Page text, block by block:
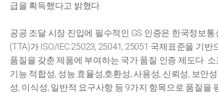
급을 획득했다고 밝혔다.
공공 조달 시장 진입에 필수적인 GS 인증은 한국정보
(TTA)가 ISO/IEC 25023, 25041, 25051 국제표준을 기반
품질을 갖춘 제품에 부여하는 국가 품질 인증 제도다.
기능 적합성, 성능 효율성,호환성, 사용성, 신뢰성, 보안
성, 이식성, 일반적 요구사항 등 9가지 항목으로 품질을